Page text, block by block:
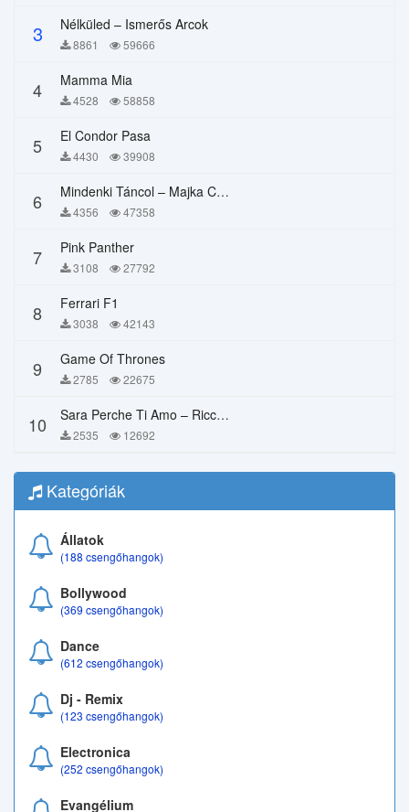
3 Nélküled – Ismerős Arcok
8861 59666
4 Mamma Mia
4528 58858
5 El Condor Pasa
4430 39908
6 Mindenki Táncol – Majka Curtis, Péter Majoros
4356 47358
7 Pink Panther
3108 27792
8 Ferrari F1
3038 42143
9 Game Of Thrones
2785 22675
10 Sara Perche Ti Amo – Ricchi E Poveri
2535 12692
Kategóriák
Állatok
(188 csengőhangok)
Bollywood
(369 csengőhangok)
Dance
(612 csengőhangok)
Dj - Remix
(123 csengőhangok)
Electronica
(252 csengőhangok)
Evangélium